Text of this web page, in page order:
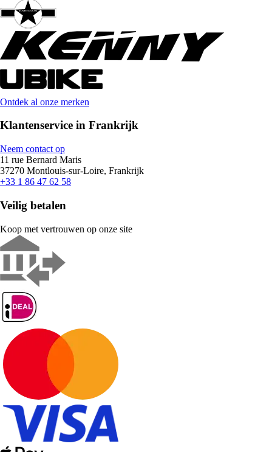
Ontdek al onze merken
Klantenservice in Frankrijk
Neem contact op
11 rue Bernard Maris
37270 Montlouis-sur-Loire, Frankrijk
+33 1 86 47 62 58
Veilig betalen
Koop met vertrouwen op onze site